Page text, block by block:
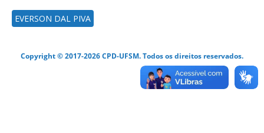
EVERSON DAL PIVA
Copyright © 2017-2026 CPD-UFSM. Todos os direitos reservados.